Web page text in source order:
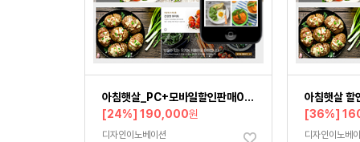
아침햇살_PC+모바일할인판매006
[24%] 190,000원
디자인이노베이션
아침햇살
[36%]
디자인이노베